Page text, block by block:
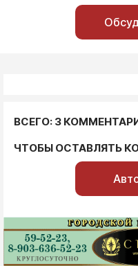
ВСЕГО: 3
ЧТОБЫ ОСТАВЛЯТЬ